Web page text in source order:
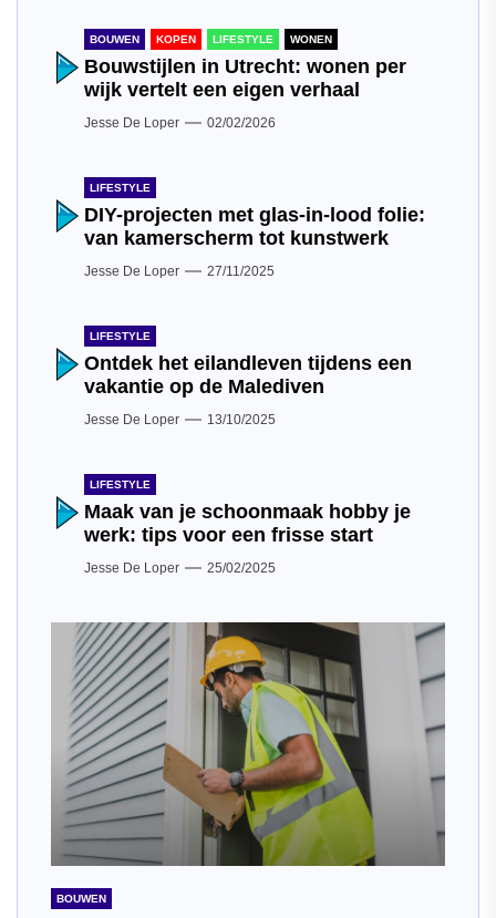
BOUWEN KOPEN LIFESTYLE WONEN
Bouwstijlen in Utrecht: wonen per
wijk vertelt een eigen verhaal
Jesse De Loper 02/02/2026
LIFESTYLE
DIY-projecten met glas-in-lood folie:
van kamerscherm tot kunstwerk
Jesse De Loper 27/11/2025
LIFESTYLE
Ontdek het eilandleven tijdens een
vakantie op de Malediven
Jesse De Loper 13/10/2025
LIFESTYLE
Maak van je schoonmaak hobby je
werk: tips voor een frisse start
Jesse De Loper 25/02/2025
BOUWEN